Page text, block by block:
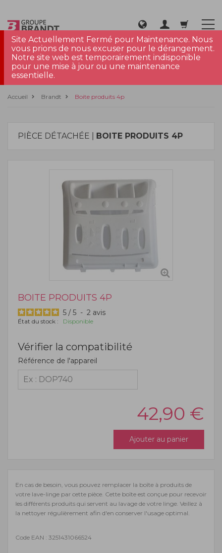
Site Actuellement Fermé pour Maintenance. Nous
vous prions de nous excuser pour le dérangement.
Notre site web est temporairement indisponible
pour une mise à jour ou une maintenance
essentielle.
Accueil Brandt Boite produits 4p
PIÈCE DÉTACHÉE | BOITE PRODUITS 4P
BOITE PRODUITS 4P
5 / 5 - 2 avis
État du stock : Disponible
Vérifier la compatibilité
Référence de l'appareil
42,90 €
Ajouter au panier
En cas de besoin, vous pouvez remplacer la boîte à produits de
votre lave-linge par cette pièce. Cette boîte est conçue pour recevoir
les différents produits qui servent au lavage de votre linge. Veillez à
la nettoyer régulièrement afin d'en conserver l'usage optimal.
Code EAN : 3251431066524